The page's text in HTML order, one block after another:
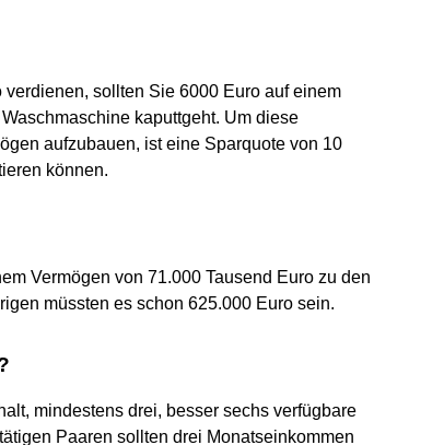
sollten Sie 6000 Euro auf einem
kaputtgeht. Um diese
aufzubauen, ist eine Sparquote von 10
können.
Vermögen von 71.000 Tausend Euro zu den
müssten es schon 625.000 Euro sein.
mindestens drei, besser sechs verfügbare
Paaren sollten drei Monatseinkommen